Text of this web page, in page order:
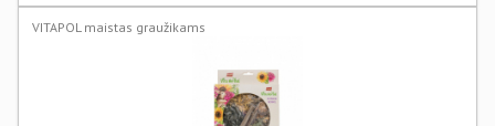
VITAPOL maistas graužikams